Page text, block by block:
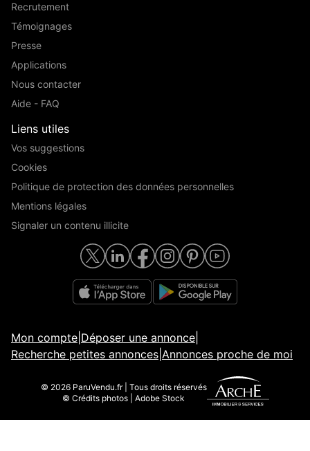
Recrutement
Témoignages
Presse
Applications
Nous contacter
Aide - FAQ
Liens utiles
Vos suggestions
Cookies
Politique de protection des données personnelles
Mentions légales
Signaler un contenu illicite
Mon compte Déposer une annonce
Recherche petites annonces Annonces proche de moi
© 2026 ParuVendu.fr | Tous droits réservés
© Crédits photos | Adobe Stock